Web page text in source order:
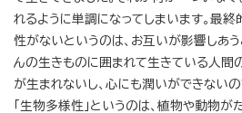
れるように単調になってしまいます。最
性がないというのは、お互いが影響しあう
んの生きものに囲まれて生きている人間
が生まれないし、心にも潤いができないの
「生物多様性」というのは、植物や動物が